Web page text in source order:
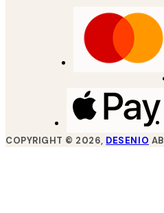
COPYRIGHT © 2026, DESENIO AB